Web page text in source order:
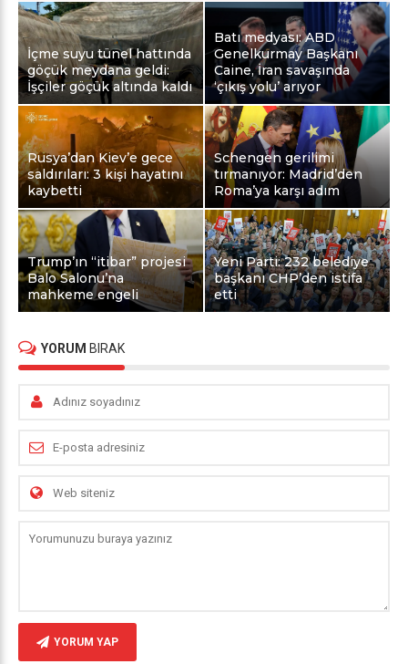
İçme suyu tünel hattında
göçük meydana geldi:
İşçiler göçük altında kaldı
Batı medyası: ABD
Genelkurmay Başkanı
Caine, İran savaşında
‘çıkış yolu’ arıyor
Rusya’dan Kiev’e gece
saldırıları: 3 kişi hayatını
kaybetti
Schengen gerilimi
tırmanıyor: Madrid’den
Roma’ya karşı adım
Trump’ın “itibar” projesi
Balo Salonu’na
mahkeme engeli
Yeni Parti: 232 belediye
başkanı CHP’den istifa
etti
YORUM BIRAK
YORUM YAP